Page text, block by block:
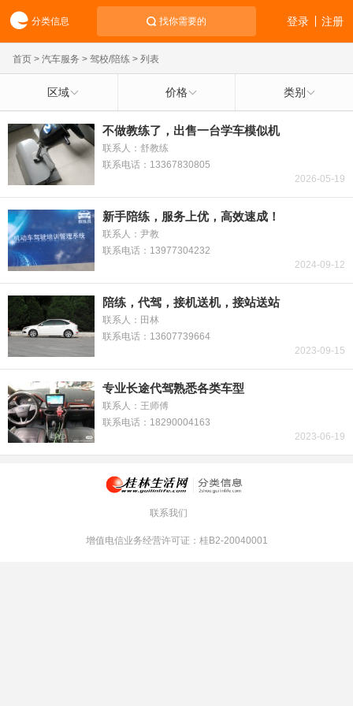
分类信息 找你需要的 注册
登录
首页 > 汽车服务 > 驾校/陪练 > 列表
区域 价格 类别
不做教练了，出售一台学车模似机
联系人：舒教练
联系电话：13367830805
2026-05-19
新手陪练，服务上优，高效速成！
联系人：尹教
联系电话：13977304232
2024-09-12
陪练，代驾，接机送机，接站送站
联系人：田林
联系电话：13607739664
2023-09-15
专业长途代驾熟悉各类车型
联系人：王师傅
联系电话：18290004163
2023-06-19
联系我们
增值电信业务经营许可证：桂B2-20040001